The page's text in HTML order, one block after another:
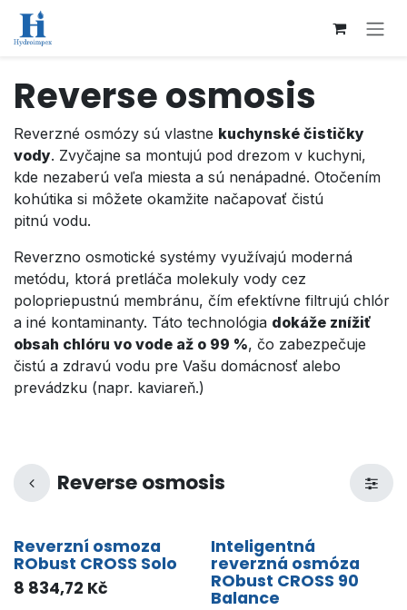
Přejít na obsah
Reverse osmosis
Reverzné osmózy sú vlastne kuchynské čističky
vody. Zvyčajne sa montujú pod drezom v kuchyni,
kde nezaberú veľa miesta a sú nenápadné. Otočením
kohútika si môžete okamžite načapovať čistú
pitnú vodu.
Reverzno osmotické systémy využívajú moderná
metódu, ktorá pretláča molekuly vody cez
polopriepustnú membránu, čím efektívne filtrujú chlór
a iné kontaminanty. Táto technológia dokáže znížiť
obsah chlóru vo vode až o 99 %, čo zabezpečuje
čistú a zdravú vodu pre Vašu domácnosť alebo
prevádzku (napr. kaviareň.)
Reverse osmosis
Reverzní osmoza
RObust CROSS Solo
8 834,72 Kč
Inteligentná
reverzná osmóza
RObust CROSS 90
Balance